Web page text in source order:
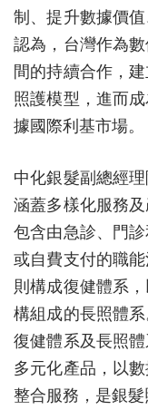
制、提升數據價
認為，台灣作為
間的持續合作，
照護模型，進而
據國際利基市場。
中化銀髮副總經
涵蓋多樣化服務
包含由急診、門
或自費支付的職
則構成復健體系
構組成的長照體
復健體系及長照
多元化產品，以
整合服務，是銀髮